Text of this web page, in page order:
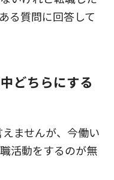
る質問に回答して
どちらにする
ませんが、今働い
活動をするのが無